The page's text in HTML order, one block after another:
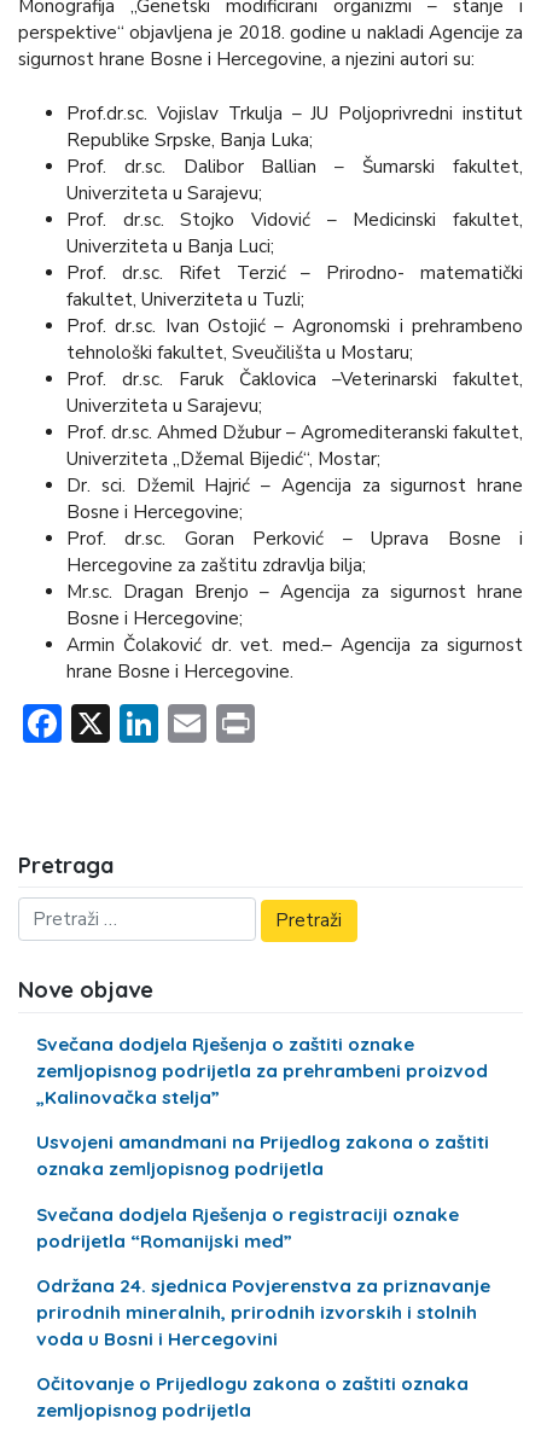
Monografija „Genetski modificirani organizmi – stanje i
perspektive“ objavljena je 2018. godine u nakladi Agencije za
sigurnost hrane Bosne i Hercegovine, a njezini autori su:
Prof.dr.sc. Vojislav Trkulja – JU Poljoprivredni institut
Republike Srpske, Banja Luka;
Prof. dr.sc. Dalibor Ballian – Šumarski fakultet,
Univerziteta u Sarajevu;
Prof. dr.sc. Stojko Vidović – Medicinski fakultet,
Univerziteta u Banja Luci;
Prof. dr.sc. Rifet Terzić – Prirodno- matematički
fakultet, Univerziteta u Tuzli;
Prof. dr.sc. Ivan Ostojić – Agronomski i prehrambeno
tehnološki fakultet, Sveučilišta u Mostaru;
Prof. dr.sc. Faruk Čaklovica –Veterinarski fakultet,
Univerziteta u Sarajevu;
Prof. dr.sc. Ahmed Džubur – Agromediteranski fakultet,
Univerziteta „Džemal Bijedić“, Mostar;
Dr. sci. Džemil Hajrić – Agencija za sigurnost hrane
Bosne i Hercegovine;
Prof. dr.sc. Goran Perković – Uprava Bosne i
Hercegovine za zaštitu zdravlja bilja;
Mr.sc. Dragan Brenjo – Agencija za sigurnost hrane
Bosne i Hercegovine;
Armin Čolaković dr. vet. med.– Agencija za sigurnost
hrane Bosne i Hercegovine.
Facebook
X LinkedIn
Email
Pretraga
Nove objave
Svečana dodjela Rješenja o zaštiti oznake
zemljopisnog podrijetla za prehrambeni proizvod
„Kalinovačka stelja”
Usvojeni amandmani na Prijedlog zakona o zaštiti
oznaka zemljopisnog podrijetla
Svečana dodjela Rješenja o registraciji oznake
podrijetla “Romanijski med”
Održana 24. sjednica Povjerenstva za priznavanje
prirodnih mineralnih, prirodnih izvorskih i stolnih
voda u Bosni i Hercegovini
Očitovanje o Prijedlogu zakona o zaštiti oznaka
zemljopisnog podrijetla